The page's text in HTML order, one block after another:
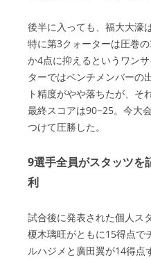
後半に入っても、福大大濠
特に第3クォーターは圧巻
か4点に抑えるというワン
ターではベンチメンバーの
ト精度がやや落ちたが、そ
最終スコアは90−25。今大
つけて圧勝した。
9選手全員がスタッツを
利
試合後に発表された個人ス
榎木璃旺がともに15得点で
ルハジメと廣田翼が14得点